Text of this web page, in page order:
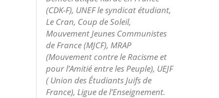
(CDK-F), UNEF le syndicat étudiant,
Le Cran, Coup de Soleil,
Mouvement Jeunes Communistes
de France (MJCF), MRAP
(Mouvement contre le Racisme et
pour l’Amitié entre les Peuple), UEJF
( Union des Étudiants Juifs de
France), Ligue de l’Enseignement.